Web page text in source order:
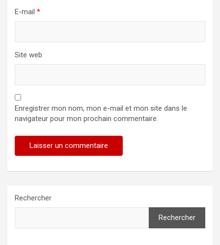
E-mail *
Site web
Enregistrer mon nom, mon e-mail et mon site dans le
navigateur pour mon prochain commentaire.
Rechercher
Rechercher